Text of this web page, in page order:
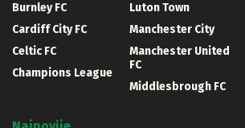
Burnley FC
Cardiff City FC
Celtic FC
Champions League
Luton Town
Manchester City
Manchester United
FC
Middlesbrough FC